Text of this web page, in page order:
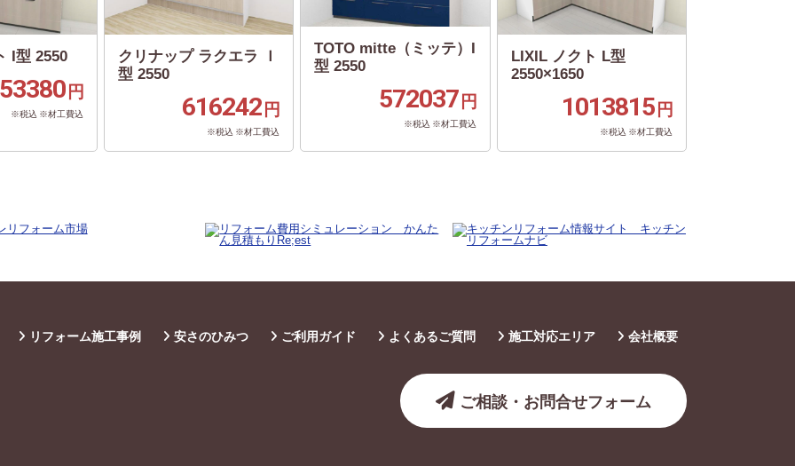
I型 2550
円
※税込 ※材工費込
クリナップ ラクエラ Ｉ
型 2550
616242 円
※税込 ※材工費込
TOTO mitte（ミッテ）I
型 2550
572037 円
※税込 ※材工費込
LIXIL ノクト L型
2550×1650
1013815 円
※税込 ※材工費込
リフォーム施工事例 安さのひみつ ご利用ガイド よくあるご質問 施工対応エリア 会社概要
ご相談・お問合せフォーム